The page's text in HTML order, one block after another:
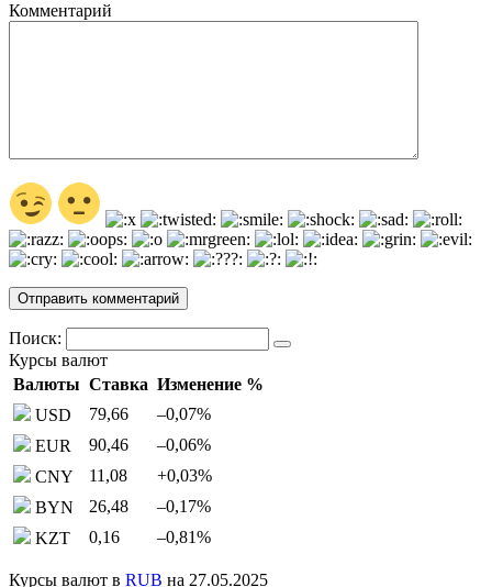
Комментарий
Поиск:
Курсы валют
Валюты Ставка Изменение %
USD
79,66 –0,07%
EUR
90,46 –0,06%
CNY
11,08 +0,03%
BYN
26,48 –0,17%
KZT
0,16 –0,81%
Курсы валют в RUB на 27.05.2025